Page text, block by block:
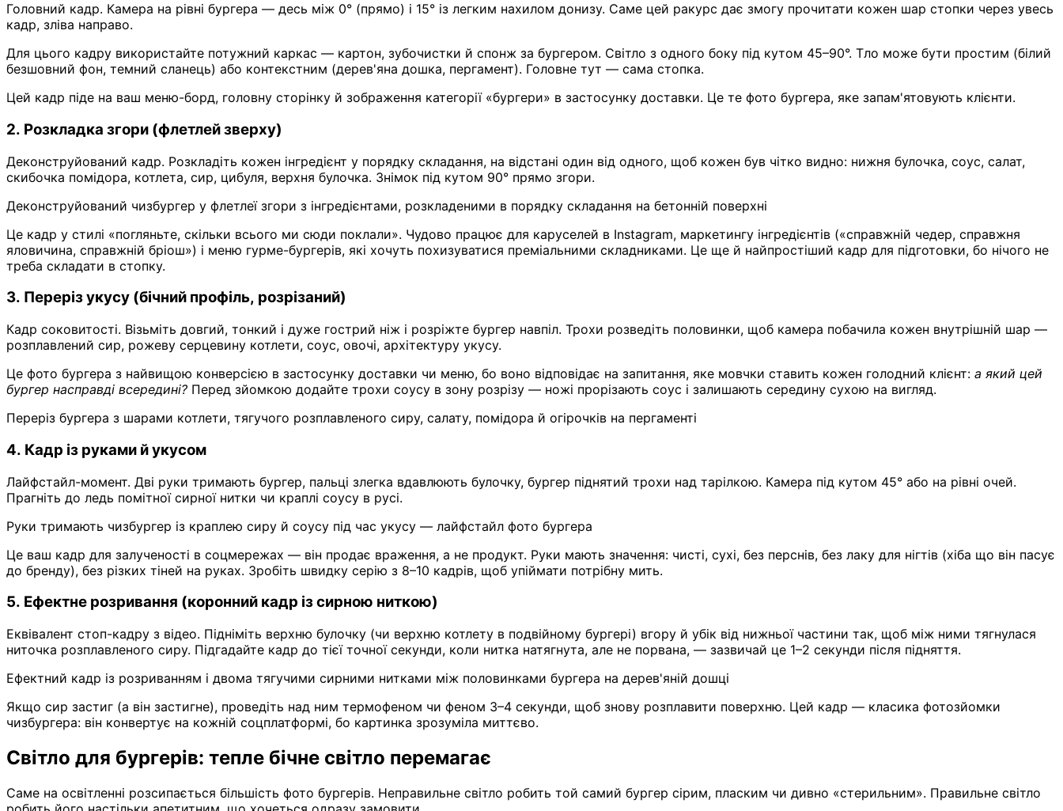
Головний кадр. Камера на рівні бургера — десь між 0° (прямо) і 15° із легким нахилом донизу. Саме цей ракурс дає змогу прочитати кожен шар стопки через увесь
кадр, зліва направо.
Для цього кадру використайте потужний каркас — картон, зубочистки й спонж за бургером. Світло з одного боку під кутом 45–90°. Тло може бути простим (білий
безшовний фон, темний сланець) або контекстним (дерев'яна дошка, пергамент). Головне тут — сама стопка.
Цей кадр піде на ваш меню-борд, головну сторінку й зображення категорії «бургери» в застосунку доставки. Це те фото бургера, яке запам'ятовують клієнти.
2. Розкладка згори (флетлей зверху)
Деконструйований кадр. Розкладіть кожен інгредієнт у порядку складання, на відстані один від одного, щоб кожен був чітко видно: нижня булочка, соус, салат,
скибочка помідора, котлета, сир, цибуля, верхня булочка. Знімок під кутом 90° прямо згори.
Деконструйований чизбургер у флетлеї згори з інгредієнтами, розкладеними в порядку складання на бетонній поверхні
Це кадр у стилі «погляньте, скільки всього ми сюди поклали». Чудово працює для каруселей в Instagram, маркетингу інгредієнтів («справжній чедер, справжня
яловичина, справжній бріош») і меню гурме-бургерів, які хочуть похизуватися преміальними складниками. Це ще й найпростіший кадр для підготовки, бо нічого не
треба складати в стопку.
3. Переріз укусу (бічний профіль, розрізаний)
Кадр соковитості. Візьміть довгий, тонкий і дуже гострий ніж і розріжте бургер навпіл. Трохи розведіть половинки, щоб камера побачила кожен внутрішній шар —
розплавлений сир, рожеву серцевину котлети, соус, овочі, архітектуру укусу.
Це фото бургера з найвищою конверсією в застосунку доставки чи меню, бо воно відповідає на запитання, яке мовчки ставить кожен голодний клієнт: а який цей
бургер насправді всередині? Перед зйомкою додайте трохи соусу в зону розрізу — ножі прорізають соус і залишають середину сухою на вигляд.
Переріз бургера з шарами котлети, тягучого розплавленого сиру, салату, помідора й огірочків на пергаменті
4. Кадр із руками й укусом
Лайфстайл-момент. Дві руки тримають бургер, пальці злегка вдавлюють булочку, бургер піднятий трохи над тарілкою. Камера під кутом 45° або на рівні очей.
Прагніть до ледь помітної сирної нитки чи краплі соусу в русі.
Руки тримають чизбургер із краплею сиру й соусу під час укусу — лайфстайл фото бургера
Це ваш кадр для залученості в соцмережах — він продає враження, а не продукт. Руки мають значення: чисті, сухі, без перснів, без лаку для нігтів (хіба що він пасує
до бренду), без різких тіней на руках. Зробіть швидку серію з 8–10 кадрів, щоб упіймати потрібну мить.
5. Ефектне розривання (коронний кадр із сирною ниткою)
Еквівалент стоп-кадру з відео. Підніміть верхню булочку (чи верхню котлету в подвійному бургері) вгору й убік від нижньої частини так, щоб між ними тягнулася
ниточка розплавленого сиру. Підгадайте кадр до тієї точної секунди, коли нитка натягнута, але не порвана, — зазвичай це 1–2 секунди після підняття.
Ефектний кадр із розриванням і двома тягучими сирними нитками між половинками бургера на дерев'яній дошці
Якщо сир застиг (а він застигне), проведіть над ним термофеном чи феном 3–4 секунди, щоб знову розплавити поверхню. Цей кадр — класика фотозйомки
чизбургера: він конвертує на кожній соцплатформі, бо картинка зрозуміла миттєво.
Світло для бургерів: тепле бічне світло перемагає
Саме на освітленні розсипається більшість фото бургерів. Неправильне світло робить той самий бургер сірим, пласким чи дивно «стерильним». Правильне світло